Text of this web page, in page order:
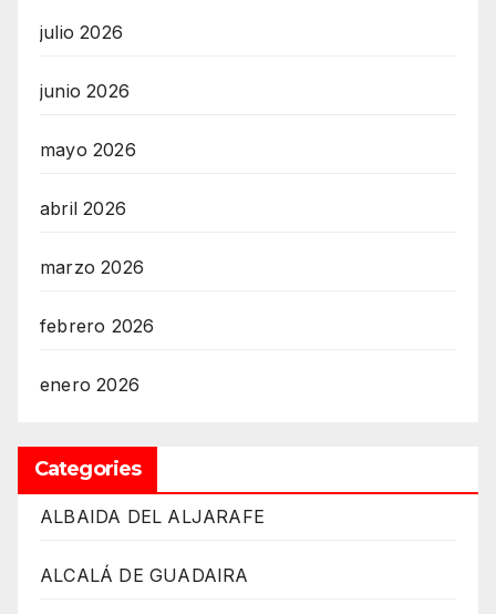
julio 2026
junio 2026
mayo 2026
abril 2026
marzo 2026
febrero 2026
enero 2026
Categories
ALBAIDA DEL ALJARAFE
ALCALÁ DE GUADAIRA